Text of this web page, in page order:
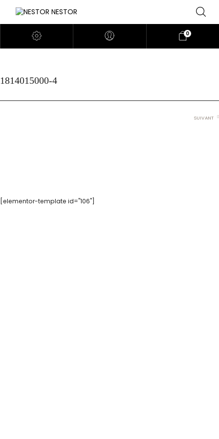
0
1814015000-4
SUIVANT
[elementor-template id="106"]